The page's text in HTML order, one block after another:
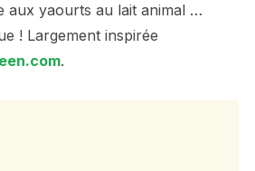
aux yaourts au lait animal …
! Largement inspirée
.